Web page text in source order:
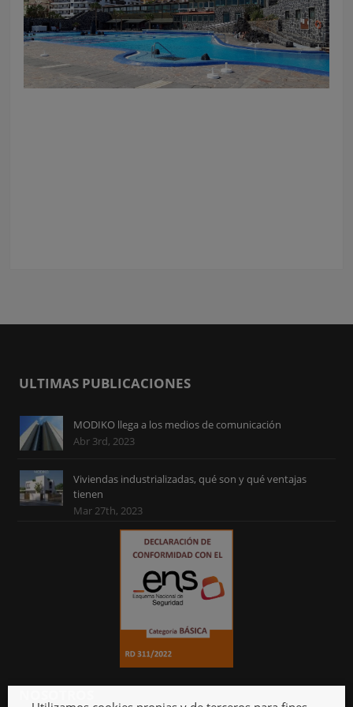
ULTIMAS PUBLICACIONES
MODIKO llega a los medios de comunicación
Abr 3rd, 2023
Viviendas industrializadas, qué son y qué ventajas
tienen
Mar 27th, 2023